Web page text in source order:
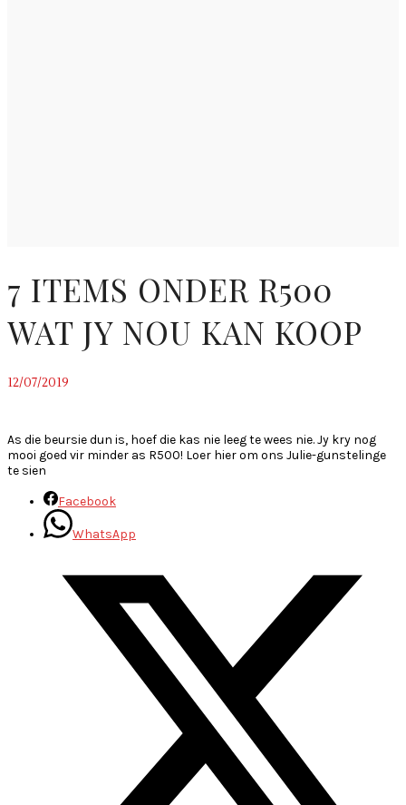
7 ITEMS ONDER R500
WAT JY NOU KAN KOOP
12/07/2019
As die beursie dun is, hoef die kas nie leeg te wees nie. Jy kry nog
mooi goed vir minder as R500! Loer hier om ons Julie-gunstelinge
te sien
Facebook
WhatsApp